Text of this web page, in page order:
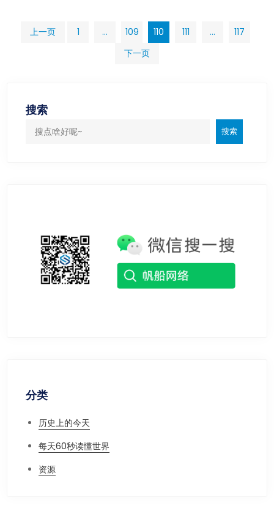
文
分
上一页 1 … 109 110 111 …
117
下一页
搜索
搜索
分类
历史上的今天
每天60秒读懂世界
资源